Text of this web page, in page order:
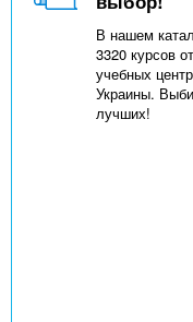
В нашем
3320 курсов
учебных
Украины.
лучших!